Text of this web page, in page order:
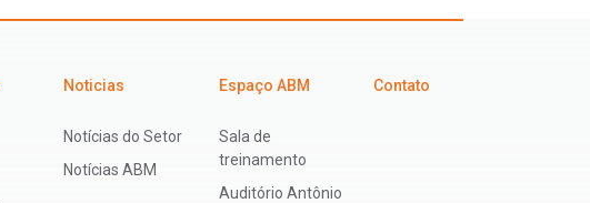
Noticias
Notícias do Setor
Notícias ABM
Espaço ABM
Sala de
treinamento
Auditório Antônio
Contato